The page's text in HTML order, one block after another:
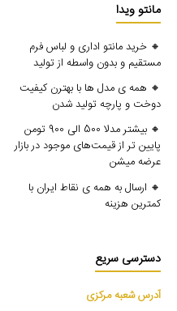
مانتو ویدا
🔸 خرید مانتو اداری و لباس فرم
مستقیم و بدون واسطه از تولید
🔸 همه ی مدل ها با بهترن کیفیت
دوخت و پارچه تولید شدن
🔸 بیشتر مدلا 500 الی 900 تومن
پایین تر از قیمت‌های موجود در بازار
عرضه میشن
🔸 ارسال به همه ی نقاط ایران با
کمترین هزینه
دسترسی سریع
آدرس شعبه مرکزی